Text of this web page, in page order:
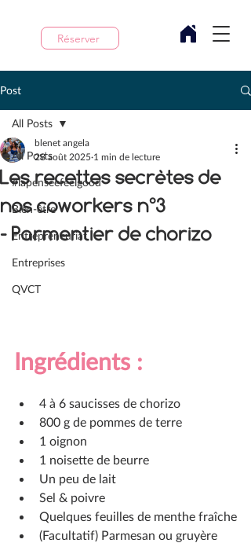
Réserver
Post
All Posts
#lapenseefeelgood
Bien-être
Entrepreneuriat
Entreprises
QVCT
All Posts
Les recettes secrètes de
nos coworkers n°3
- Parmentier de chorizo
blenet angela
28 août 2025 1 min de lecture
Ingrédients :
4 à 6 saucisses de chorizo
800 g de pommes de terre
1 oignon
1 noisette de beurre
Un peu de lait
Sel & poivre
Quelques feuilles de menthe fraîche
(Facultatif) Parmesan ou gruyère